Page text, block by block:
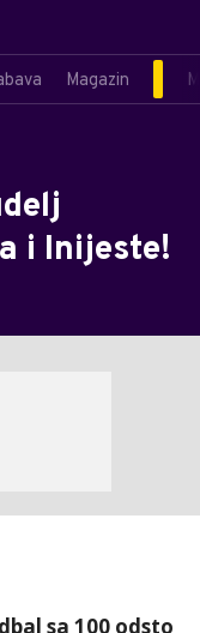
Magazin
i Inijeste!
sa 100 odsto